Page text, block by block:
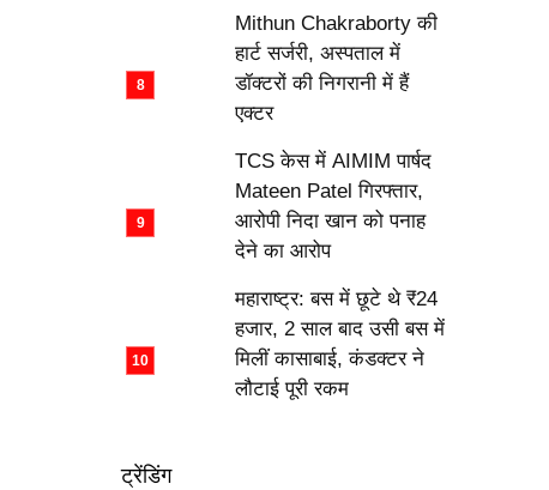
Mithun Chakraborty की
हार्ट सर्जरी, अस्पताल में
डॉक्टरों की निगरानी में हैं
एक्टर
TCS केस में AIMIM पार्षद
Mateen Patel गिरफ्तार,
आरोपी निदा खान को पनाह
देने का आरोप
महाराष्ट्र: बस में छूटे थे ₹24
हजार, 2 साल बाद उसी बस में
मिलीं कासाबाई, कंडक्टर ने
लौटाई पूरी रकम
ट्रेंडिंग